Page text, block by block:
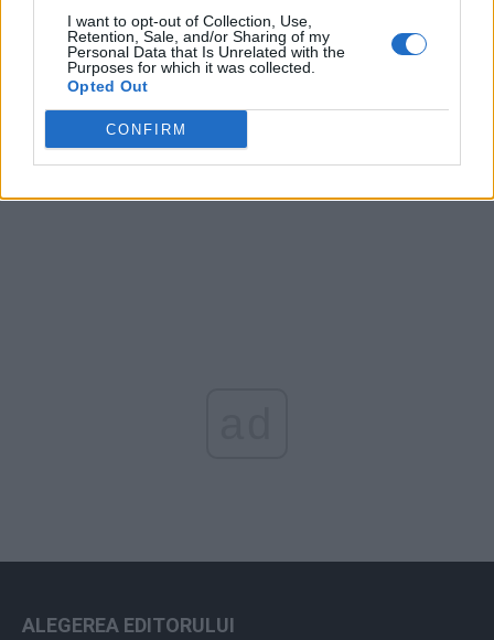
I want to opt-out of Collection, Use,
Retention, Sale, and/or Sharing of my
Personal Data that Is Unrelated with the
Purposes for which it was collected.
Opted Out
CONFIRM
România pe Primul Loc (Ponta)
Altul
ALEGEREA EDITORULUI